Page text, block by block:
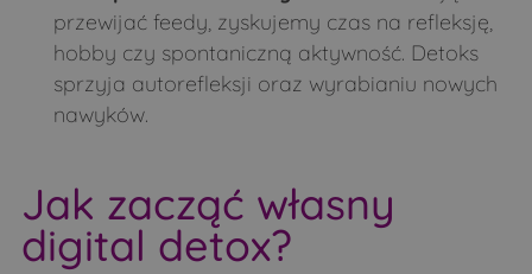
przewijać feedy, zyskujemy czas na refleksję,
hobby czy spontaniczną aktywność. Detoks
sprzyja autorefleksji oraz wyrabianiu nowych
nawyków.
Jak zacząć własny
digital detox?